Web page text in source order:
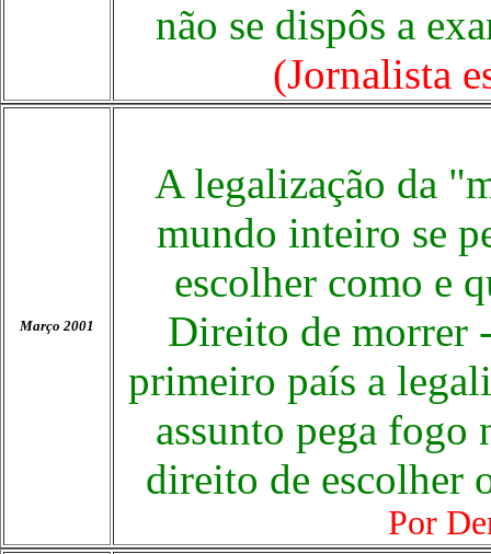
não se dispôs a
(Jornalista
Março 2001
A legalização da
mundo inteiro se
escolher como e
Direito de morrer
primeiro país a
assunto pega
direito de escolher
Por